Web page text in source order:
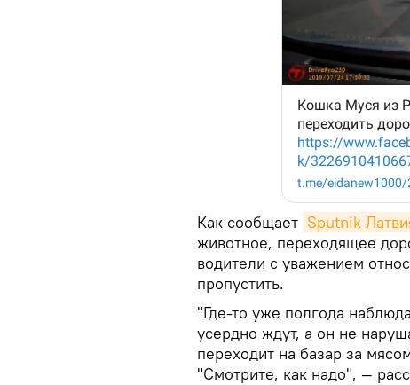
Как сообщает Sputnik
животное, переходящее
водители с уважением
пропустить.
"Где-то уже полгода
усердно ждут, а он не
переходит на базар за
"Смотрите, как надо", —